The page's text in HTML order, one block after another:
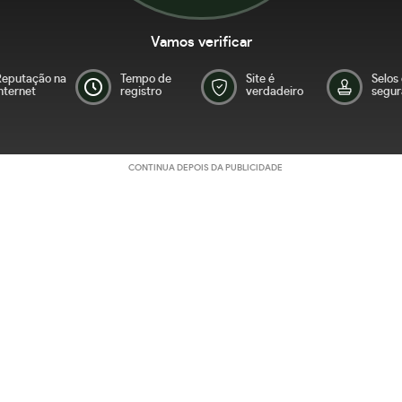
Vamos verificar
na
Tempo de
registro
Site é
verdadeiro
Selos
CONTINUA DEPOIS DA PUBLICIDADE